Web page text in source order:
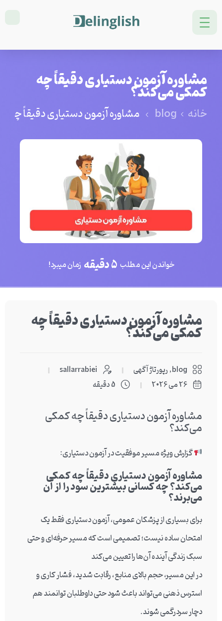
مشاوره آزمون دستیاری دقیقاً چه
کمکی می‌کند؟
خانه blog مشاوره آزمون دستیاری دقیقاً
خواندن این مطلب 5 دقیقه زمان میبرد!
مشاوره آزمون دستیاری دقیقاً چه
کمکی می‌کند؟
blog
,رپورتاژ آگهی
sallarrabiei
26 می 2026
5 دقیقه
مشاوره آزمون دستیاری دقیقاً چه کمکی
می‌کند؟
گزارش ویژه مسیر موفقیت در آزمون دستیاری:
مشاوره آزمون دستیاری دقیقاً چه کمکی
می‌کند؟ چه کسانی بیشترین سود را از آن
می‌برند؟
برای بسیاری از پزشکان عمومی، آزمون دستیاری فقط یک
امتحان ساده نیست؛ تصمیمی است که مسیر حرفه‌ای و حتی
سبک زندگی آینده آن‌ها را تعیین می‌کند
در این مسیر، حجم بالای منابع، رقابت شدید، فشار کاری و
استرس ذهنی می‌تواند باعث شود حتی داوطلبان توانمند هم
دچار سردرگمی شوند.